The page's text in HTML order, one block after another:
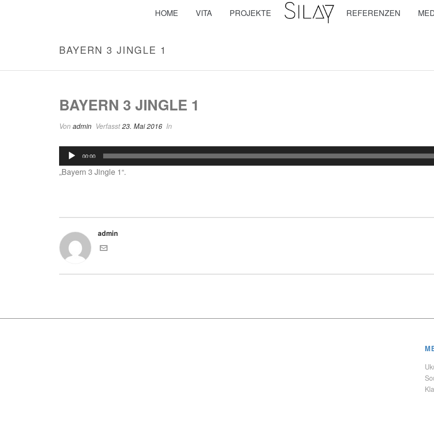
HOME VITA PROJEKTE REFERENZEN
BAYERN 3 JINGLE 1
BAYERN 3 JINGLE 1
Von admin Verfasst23. Mai 2016 In
Audio-
Player
00:00
„Bayern 3 Jingle 1“.
admin